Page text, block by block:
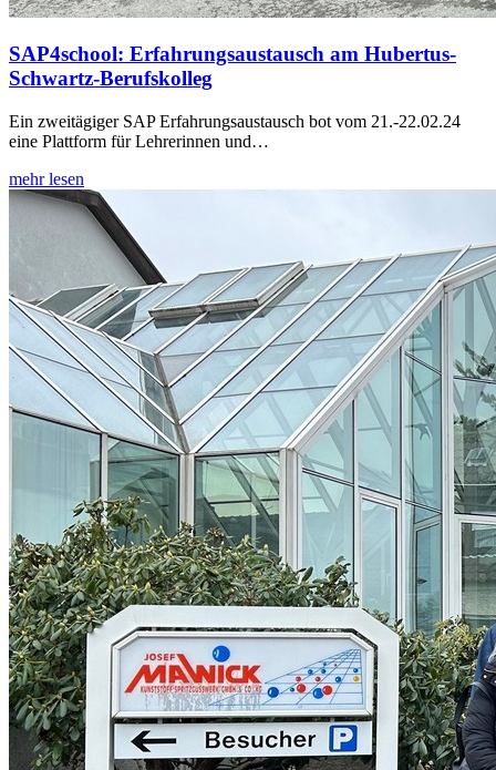
SAP4school: Erfahrungsaustausch am Hubertus-
Schwartz-Berufskolleg
Ein zweitägiger SAP Erfahrungsaustausch bot vom 21.-22.02.24
eine Plattform für Lehrerinnen und…
mehr lesen